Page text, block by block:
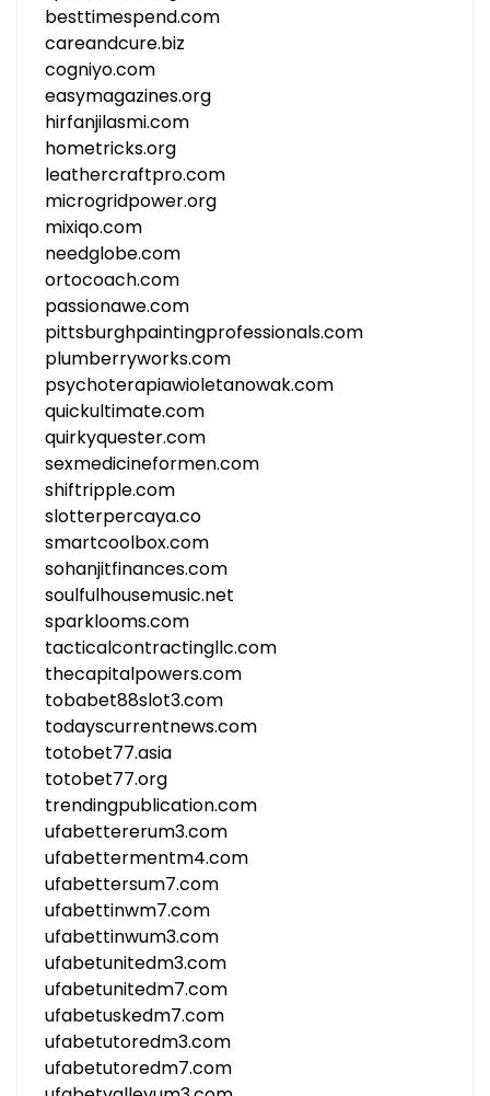
besttimespend.com
careandcure.biz
cogniyo.com
easymagazines.org
hirfanjilasmi.com
hometricks.org
leathercraftpro.com
microgridpower.org
mixiqo.com
needglobe.com
ortocoach.com
passionawe.com
pittsburghpaintingprofessionals.com
plumberryworks.com
psychoterapiawioletanowak.com
quickultimate.com
quirkyquester.com
sexmedicineformen.com
shiftripple.com
slotterpercaya.co
smartcoolbox.com
sohanjitfinances.com
soulfulhousemusic.net
sparklooms.com
tacticalcontractingllc.com
thecapitalpowers.com
tobabet88slot3.com
todayscurrentnews.com
totobet77.asia
totobet77.org
trendingpublication.com
ufabettererum3.com
ufabettermentm4.com
ufabettersum7.com
ufabettinwm7.com
ufabettinwum3.com
ufabetunitedm3.com
ufabetunitedm7.com
ufabetuskedm7.com
ufabetutoredm3.com
ufabetutoredm7.com